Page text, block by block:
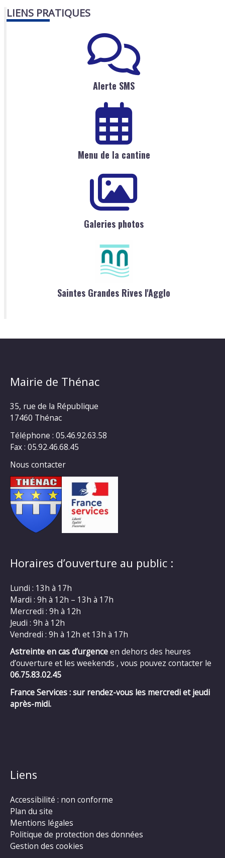
LIENS PRATIQUES
Alerte SMS
Menu de la cantine
Galeries photos
Saintes Grandes Rives l'Agglo
Mairie de Thénac
35, rue de la République
17460 Thénac
Téléphone : 05.46.92.63.58
Fax : 05.92.46.68.45
Nous contacter
Horaires d’ouverture au public :
Lundi : 13h à 17h
Mardi : 9h à 12h – 13h à 17h
Mercredi : 9h à 12h
Jeudi : 9h à 12h
Vendredi : 9h à 12h et 13h à 17h
Astreinte en cas d’urgenceen dehors des heures
d’ouverture et les weekends , vous pouvez contacter le
06.75.83.02.45
France Services : sur rendez-vous les mercredi et jeudi
après-midi.
Liens
Accessibilité : non conforme
Plan du site
Mentions légales
Politique de protection des données
Gestion des cookies